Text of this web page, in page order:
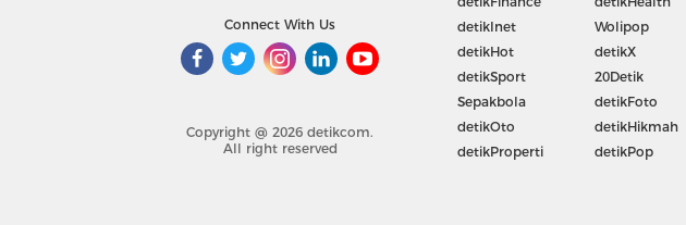
Connect With Us
Copyright @ 2026 detikcom.
All right reserved
detikInet
detikHot
detikSport
Sepakbola
detikOto
detikProperti
Wolipop
detikX
20Detik
detikFoto
detikHikmah
detikPop